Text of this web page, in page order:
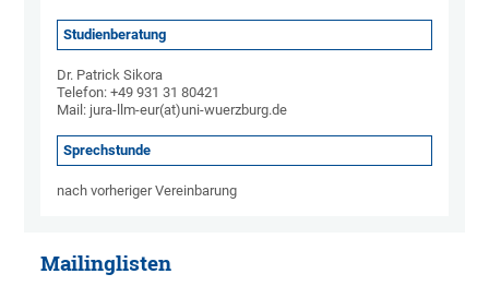
Studienberatung
Dr. Patrick Sikora
Telefon: +49 931 31 80421
Mail: jura-llm-eur(at)uni-wuerzburg.de
Sprechstunde
nach vorheriger Vereinbarung
Mailinglisten